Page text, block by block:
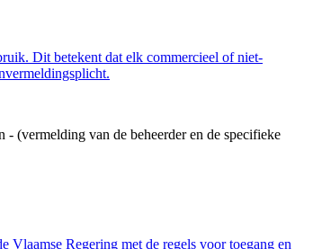
Dit betekent dat elk commercieel of niet-
(vermelding van de beheerder en de specifieke
Vlaamse Regering met de regels voor toegang en